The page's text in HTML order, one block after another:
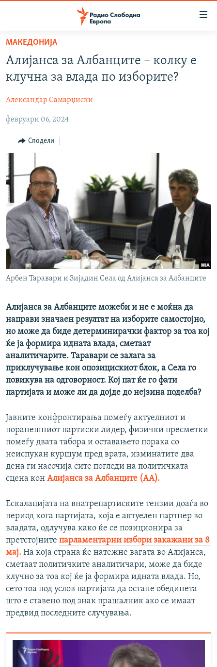
Оди
содржината
Оди
главната
Премини
ВИЗУЕЛНО
ВЕСТИ
ШТО ТРЕБА ДА ЗНАЕТЕ
ПРИЈАВИ СЕ ЗА ЊУЗЛЕТЕР
ПОДКАСТ ЗОШТО?
СЛЕДЕТЕ НЕ
РСЕ веб страници
МАКЕДОНИЈА
Алијанса за Албанците – колку е
клучна за влада по изборите?
Александар Самарџиски
февруари 06, 2024
Сподели
Арбен Таравари и Зијадин Села од Алијанса за Албанците
Алијанса за Албанците можеби и не е моќна да
направи значаен резултат на изборите самостојно,
но може да биде детерминирачки фактор за тоа кој
ќе ја формира идната влада, сметаат
аналитичарите. Таравари се залага за
приклучување кон опозицискиот блок, а Села го
повикува на одговорност. Кој пат ќе го фати
партијата и може ли да дојде до нејзина поделба?
Јавните конфронтирања помеѓу актуелниот и
поранешниот партиски лидер, физички пресметки
помеѓу двата табора и оставањето порака со
неиспукан куршум пред врата, изминатите два
дена ги насочија сите погледи на политичката
сцена кон Алијанса за Албанците (АА).
Ескалацијата на внатрепартиските тензии доаѓа во
период кога партијата, која е актуелен партнер во
владата, одлучува како ќе се позиционира за
претстојните парламентарни избори закажани за 8
мај. На која страна ќе натежне вагата во Алијанса,
сметаат политичките аналитичари, може да биде
клучно за тоа кој ќе ја формира идната влада. Но,
сето тоа под услов партијата да остане обединета
што е ставено под знак прашалник ако се имаат
предвид последните случувања.